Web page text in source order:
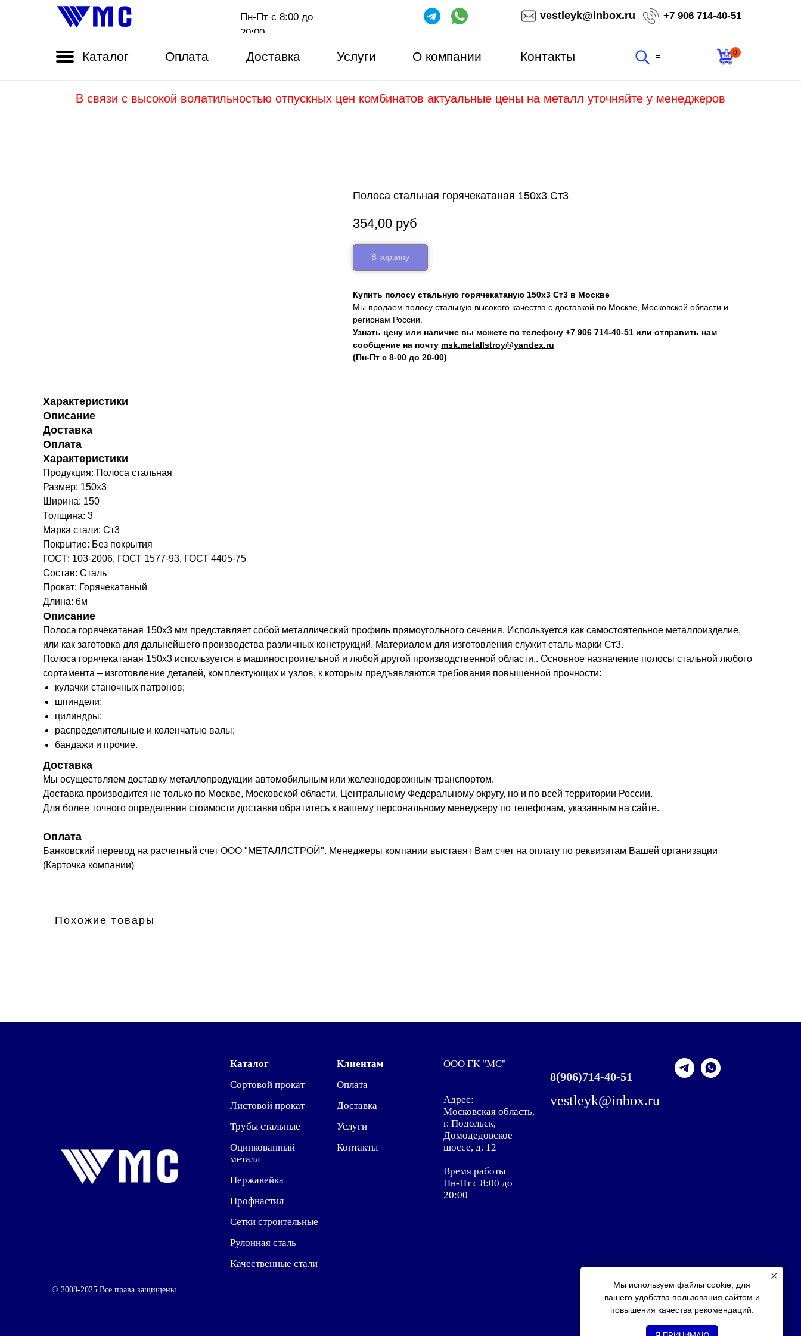
+7 906 714-40-51
vestleyk@inbox.ru
Пн-Пт с 8:00 до
20:00
= 0
Каталог Доставка Услуги Контакты
О компании
Оплата
В связи с высокой волатильностью отпускных цен комбинатов актуальные цены на металл уточняйте у менеджеров
Мы используем файлы cookie, для
вашего удобства пользования сайтом и
повышения качества рекомендаций.
Полоса стальная горячекатаная 150х3 Ст3
354,00 руб
В корзину
Купить полосу стальную горячекатаную 150х3 Ст3 в Москве
Мы продаем полосу стальную высокого качества с доставкой по Москве, Московской области и
регионам России.
Узнать цену или наличие вы можете по телефону +7 906 714‑40-51 или отправить нам
сообщение на почту msk.metallstroy@yandex.ru
(Пн-Пт с 8-00 до 20-00)
Характеристики
Описание
Доставка
Оплата
Характеристики
Продукция: Полоса стальная
Размер: 150х3
Ширина: 150
Толщина: 3
Марка стали: Ст3
Покрытие: Без покрытия
ГОСТ: 103-2006, ГОСТ 1577-93, ГОСТ 4405-75
Состав: Сталь
Прокат: Горячекатаный
Длина: 6м
Описание
Полоса горячекатаная 150х3 мм представляет собой металлический профиль прямоугольного сечения. Используется как самостоятельное металлоизделие,
или как заготовка для дальнейшего производства различных конструкций. Материалом для изготовления служит сталь марки Ст3.
Полоса горячекатаная 150х3 используется в машиностроительной и любой другой производственной области.. Основное назначение полосы стальной любого
сортамента – изготовление деталей, комплектующих и узлов, к которым предъявляются требования повышенной прочности:
кулачки станочных патронов;
шпиндели;
цилиндры;
распределительные и коленчатые валы;
бандажи и прочие.
Доставка
Мы осуществляем доставку металлопродукции автомобильным или железнодорожным транспортом.
Доставка производится не только по Москве, Московской области, Центральному Федеральному округу, но и по всей территории России.
Для более точного определения стоимости доставки обратитесь к вашему персональному менеджеру по телефонам, указанным на сайте.
Оплата
Банковский перевод на расчетный счет ООО "МЕТАЛЛСТРОЙ". Менеджеры компании выставят Вам счет на оплату по реквизитам Вашей организации
(Карточка компании)
Похожие товары
© 2008-2025 Все права защищены.
Каталог
Сортовой прокат
Листовой прокат
Трубы стальные
Оцинкованный
металл
Нержавейка
Профнастил
Сетки строительные
Рулонная сталь
Качественные стали
Клиентам
Оплата
Доставка
Услуги
Контакты
ООО ГК "МС"
Адрес:
Московская область,
г. Подольск,
Домодедовское
шоссе, д. 12
Время работы
Пн-Пт с 8:00 до
20:00
8(906)714-40-51
vestleyk@inbox.ru